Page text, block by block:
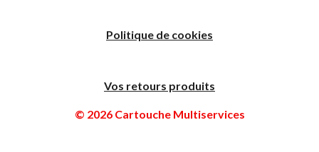
Politique de cookies
Vos retours produits
© 2026 Cartouche Multiservices